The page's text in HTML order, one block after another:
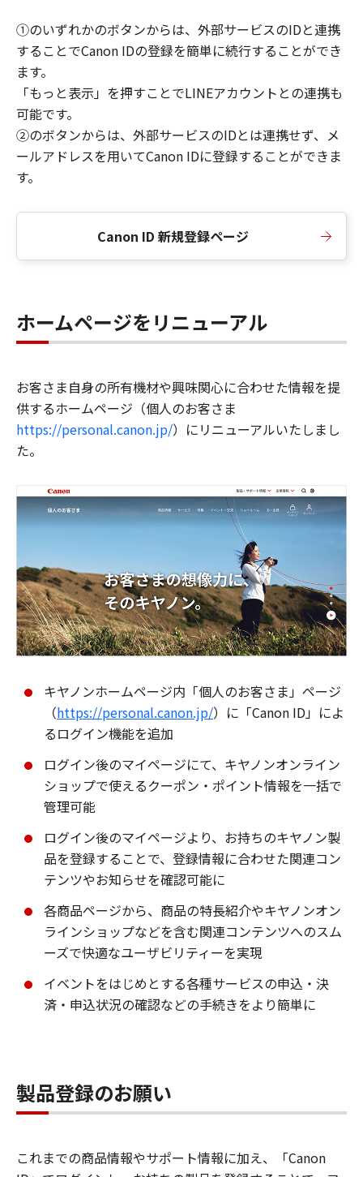
①のいずれかのボタンからは、外部サービスのIDと連携
することでCanon IDの登録を簡単に続行することができ
ます。
「もっと表示」を押すことでLINEアカウントとの連携も
可能です。
②のボタンからは、外部サービスのIDとは連携せず、メ
ールアドレスを用いてCanon IDに登録することができま
す。
Canon ID 新規登録ページ
ホームページをリニューアル
お客さま自身の所有機材や興味関心に合わせた情報を提
供するホームページ（個人のお客さま
https://personal.canon.jp/）にリニューアルいたしまし
た。
キヤノンホームページ内「個人のお客さま」ページ
（https://personal.canon.jp/）に「Canon ID」によ
るログイン機能を追加
ログイン後のマイページにて、キヤノンオンライン
ショップで使えるクーポン・ポイント情報を一括で
管理可能
ログイン後のマイページより、お持ちのキヤノン製
品を登録することで、登録情報に合わせた関連コン
テンツやお知らせを確認可能に
各商品ページから、商品の特長紹介やキヤノンオン
ラインショップなどを含む関連コンテンツへのスム
ーズで快適なユーザビリティーを実現
イベントをはじめとする各種サービスの申込・決
済・申込状況の確認などの手続きをより簡単に
製品登録のお願い
これまでの商品情報やサポート情報に加え、「Canon